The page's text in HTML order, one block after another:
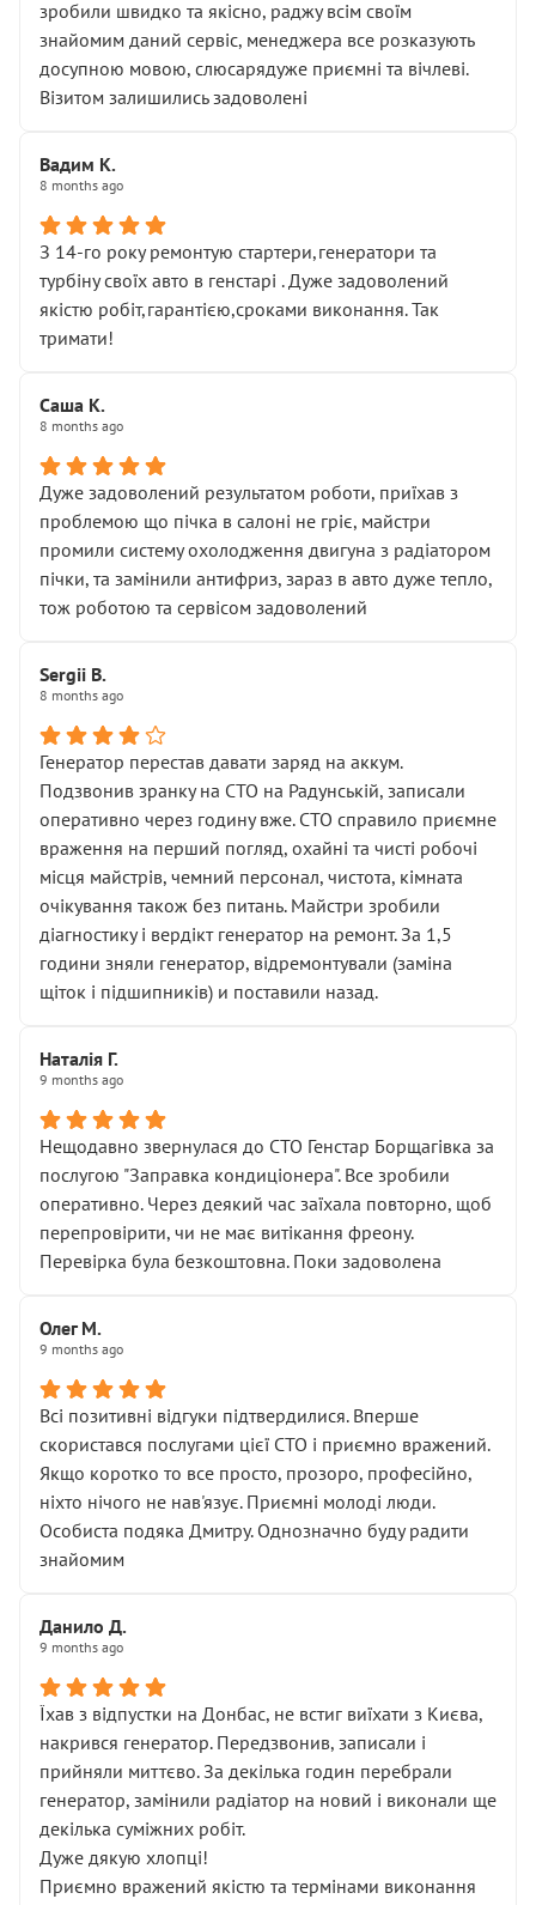
зробили швидко та якісно, раджу всім своїм
знайомим даний сервіс, менеджера все розказують
досупною мовою, слюсарядуже приємні та вічлеві.
Візитом залишились задоволені
Вадим К.
8 months ago
З 14-го року ремонтую стартери,генератори та
турбіну своїх авто в генстарі . Дуже задоволений
якістю робіт,гарантією,сроками виконання. Так
тримати!
Саша К.
8 months ago
Дуже задоволений результатом роботи, приїхав з
проблемою що пічка в салоні не гріє, майстри
промили систему охолодження двигуна з радіатором
пічки, та замінили антифриз, зараз в авто дуже тепло,
тож роботою та сервісом задоволений
Sergii B.
8 months ago
Генератор перестав давати заряд на аккум.
Подзвонив зранку на СТО на Радунській, записали
оперативно через годину вже. СТО справило приємне
враження на перший погляд, охайні та чисті робочі
місця майстрів, чемний персонал, чистота, кімната
очікування також без питань. Майстри зробили
діагностику і вердікт генератор на ремонт. За 1,5
години зняли генератор, відремонтували (заміна
щіток і підшипників) и поставили назад.
Наталія Г.
9 months ago
Нещодавно звернулася до СТО Генстар Борщагівка за
послугою "Заправка кондиціонера". Все зробили
оперативно. Через деякий час заїхала повторно, щоб
перепровірити, чи не має витікання фреону.
Перевірка була безкоштовна. Поки задоволена
Олег М.
9 months ago
Всі позитивні відгуки підтвердилися. Вперше
скористався послугами цієї СТО і приємно вражений.
Якщо коротко то все просто, прозоро, професійно,
ніхто нічого не нав'язує. Приємні молоді люди.
Особиста подяка Дмитру. Однозначно буду радити
знайомим
Данило Д.
9 months ago
Їхав з відпустки на Донбас, не встиг виїхати з Києва,
накрився генератор. Передзвонив, записали і
прийняли миттєво. За декілька годин перебрали
генератор, замінили радіатор на новий і виконали ще
декілька суміжних робіт.
Дуже дякую хлопці!
Приємно вражений якістю та термінами виконання